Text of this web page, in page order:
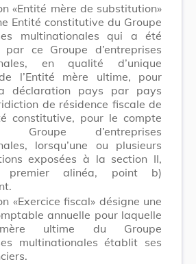
«Entité mère de substitution»
Entité constitutive du Groupe
multinationales qui a été
par ce Groupe d’entreprises
en qualité d’unique
l’Entité mère ultime, pour
déclaration pays par pays
de résidence fiscale de
constitutive, pour le compte
d’entreprises
lorsqu’une ou plusieurs
exposées à la section II,
alinéa, point b)
«Exercice fiscal» désigne une
annuelle pour laquelle
ultime du Groupe
multinationales établit ses